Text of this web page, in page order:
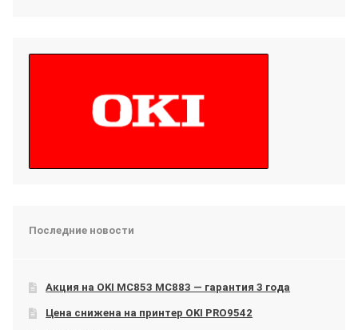
Последние новости
Акция на OKI МС853 МС883 — гарантия 3 года
Цена снижена на принтер OKI PRO9542